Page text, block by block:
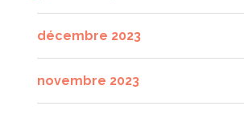
décembre 2023
novembre 2023